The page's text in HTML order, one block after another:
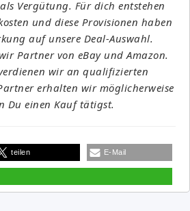
Vergütung. Für dich entstehen
und diese Provisionen haben
auf unsere Deal-Auswahl.
Partner von eBay und Amazon.
wir an qualifizierten
erhalten wir möglicherweise
Du einen Kauf tätigst.
teilen E-Mail